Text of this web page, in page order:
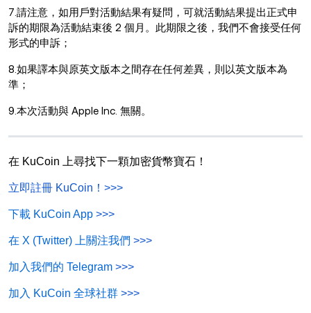
7.請注意，如用戶對活動結果有疑問，可就活動結果提出正式申
訴的期限為活動結束後 2 個月。此期限之後，我們不會接受任何
形式的申訴；
8.如果譯本與原英文版本之間存在任何差異，則以英文版本為
準；
9.本次活動與 Apple Inc. 無關。
在 KuCoin 上尋找下一顆加密貨幣寶石！
立即註冊 KuCoin！ >>>
下載 KuCoin App >>>
在 X (Twitter) 上關注我們 >>>
加入我們的 Telegram >>>
加入 KuCoin 全球社群 >>>